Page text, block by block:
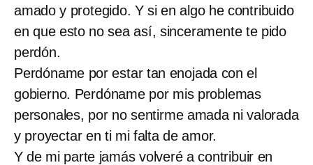
amado y protegido. Y si en algo he contribuido
en que esto no sea así, sinceramente te pido
perdón.
Perdóname por estar tan enojada con el
gobierno. Perdóname por mis problemas
personales, por no sentirme amada ni valorada
y proyectar en ti mi falta de amor.
Y de mi parte jamás volveré a contribuir en